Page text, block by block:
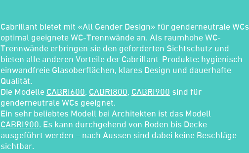
Cabrillant bietet mit «All Gender Design» für genderneutrale WCs
optimal geeignete WC-Trennwände an. Als raumhohe WC-
Trennwände erbringen sie den geforderten Sichtschutz und
bieten alle anderen Vorteile der Cabrillant-Produkte: hygienisch
einwandfreie Glasoberflächen, klares Design und dauerhafte
Qualität.
Die Modelle CABRI600, CABRI800, CABRI900 sind für
genderneutrale WCs geeignet.
Ein sehr beliebtes Modell bei Architekten ist das Modell
CABRI900. Es kann durchgehend von Boden bis Decke
ausgeführt werden – nach Aussen sind dabei keine Beschläge
sichtbar.